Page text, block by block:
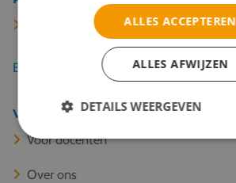
Kopenhagen
Bekijk alle 67 bestemmingen
Veel gelezen
Voor docenten
Over ons
ALLES ACCEPTEREN
ALLES AFWIJZEN
DETAILS WEERGEVEN